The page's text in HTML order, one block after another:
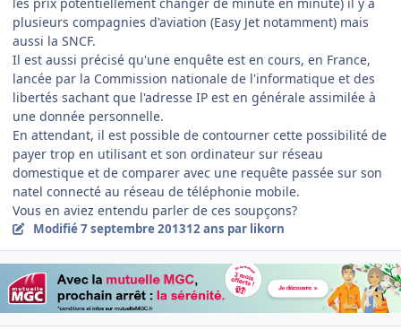
plusieurs compagnies d'aviation (Easy Jet notamment) mais
aussi la SNCF.
Il est aussi précisé qu'une enquête est en cours, en France,
lancée par la Commission nationale de l'informatique et des
libertés sachant que l'adresse IP est en générale assimilée à
une donnée personnelle.
En attendant, il est possible de contourner cette possibilité de
payer trop en utilisant et son ordinateur sur réseau
domestique et de comparer avec une requête passée sur son
natel connecté au réseau de téléphonie mobile.
Vous en aviez entendu parler de ces soupçons?
Modifié7 septembre 201312 ans par likorn